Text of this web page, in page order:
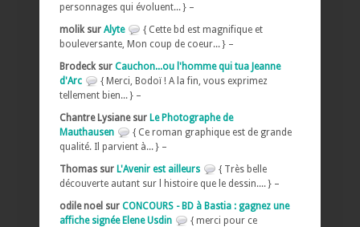
personnages qui évoluent... } –
molik sur Alyte
{ Cette bd est magnifique et
bouleversante, Mon coup de coeur... } –
Brodeck sur Cauchon...ou l'homme qui tua Jeanne
d'Arc
{ Merci, Bodoï ! A la fin, vous exprimez
tellement bien... } –
Chantre Lysiane sur Le Photographe de
Mauthausen
{ Ce roman graphique est de grande
qualité. Il parvient à... } –
Thomas sur L'Avenir est ailleurs
{ Très belle
découverte autant sur l histoire que le dessin.... } –
odile noel sur CONCOURS - BD à Bastia : gagnez une
affiche signée Elene Usdin
{ merci pour ce